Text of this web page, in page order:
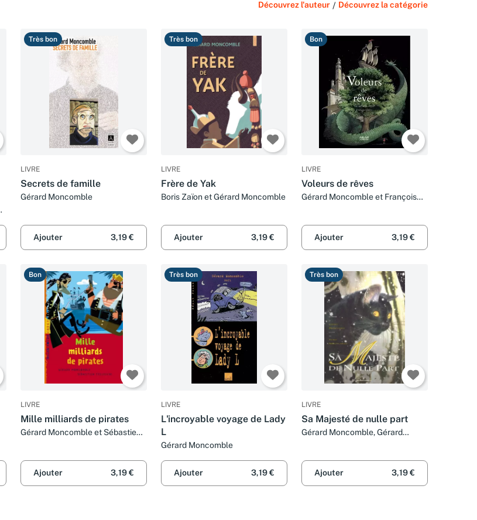
Découvrez l'auteur / Découvrez la catégorie
Très bon
LIVRE
Secrets de famille
Gérard Moncomble
Ajouter 3,19 €
Très bon
LIVRE
Frère de Yak
Boris Zaïon et Gérard Moncomble
Ajouter 3,19 €
Bon
LIVRE
Voleurs de rêves
Gérard Moncomble et François
Ajouter 3,19 €
Bon
LIVRE
Mille milliards de pirates
Gérard Moncomble et Sébastien
Ajouter 3,19 €
Très bon
LIVRE
L'incroyable voyage de Lady
L
Gérard Moncomble
Ajouter 3,19 €
Très bon
LIVRE
Sa Majesté de nulle part
Gérard Moncomble, Gérard
Ajouter
3,19 €